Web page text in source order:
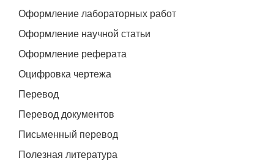
Оформление лабораторных работ
Оформление научной статьи
Оформление реферата
Оцифровка чертежа
Перевод
Перевод документов
Письменный перевод
Полезная литература